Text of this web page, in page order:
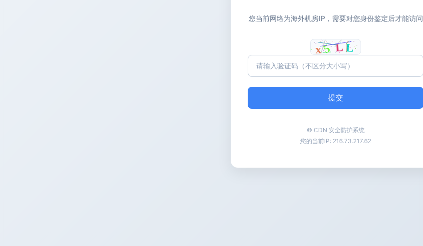
您当前网络为海外机房IP，需要对您身份鉴定后才能访问
提交
© CDN 安全防护系统
您的当前IP: 216.73.217.62